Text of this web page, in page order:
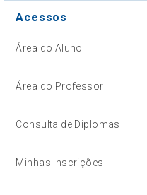
Acessos
Área do Aluno
Área do Professor
Consulta de Diplomas
Minhas Inscrições